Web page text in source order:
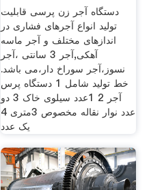
دستگاه آجر زن پرسی قابلیت
تولید انواع آجرهای فشاری در
اندازهای مختلف و آجر ماسه
آهکی,آجر 3 سانتی ،آجر
نسوز،آجر سوراخ دار،می باشد.
خط تولید شامل 1 دستگاه پرس
آجر 2 1عدد سیلوی خاک 3 دو
عدد نوار نقاله مخصوص 3متری 4
یک عدد